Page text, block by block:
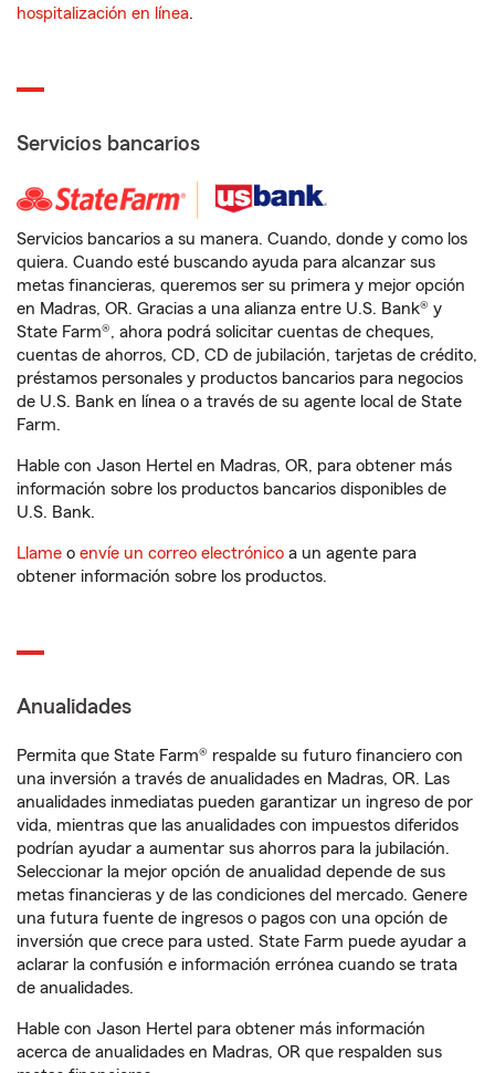
hospitalización en línea.
Servicios bancarios
Servicios bancarios a su manera. Cuando, donde y como los
quiera. Cuando esté buscando ayuda para alcanzar sus
metas financieras, queremos ser su primera y mejor opción
en Madras, OR. Gracias a una alianza entre U.S. Bank® y
State Farm®, ahora podrá solicitar cuentas de cheques,
cuentas de ahorros, CD, CD de jubilación, tarjetas de crédito,
préstamos personales y productos bancarios para negocios
de U.S. Bank en línea o a través de su agente local de State
Farm.
Hable con Jason Hertel en Madras, OR, para obtener más
información sobre los productos bancarios disponibles de
U.S. Bank.
Llame o envíe un correo electrónico a un agente para
obtener información sobre los productos.
Anualidades
Permita que State Farm® respalde su futuro financiero con
una inversión a través de anualidades en Madras, OR. Las
anualidades inmediatas pueden garantizar un ingreso de por
vida, mientras que las anualidades con impuestos diferidos
podrían ayudar a aumentar sus ahorros para la jubilación.
Seleccionar la mejor opción de anualidad depende de sus
metas financieras y de las condiciones del mercado. Genere
una futura fuente de ingresos o pagos con una opción de
inversión que crece para usted. State Farm puede ayudar a
aclarar la confusión e información errónea cuando se trata
de anualidades.
Hable con Jason Hertel para obtener más información
acerca de anualidades en Madras, OR que respalden sus